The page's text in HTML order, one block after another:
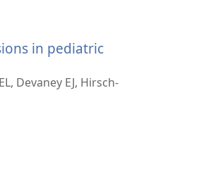
in pediatric
Devaney EJ, Hirsch-